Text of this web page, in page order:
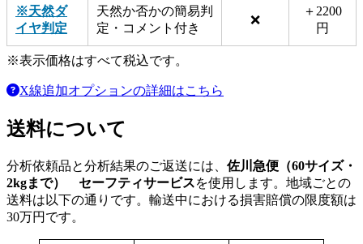
※天然ダ
イヤ判定
天然か否かの簡易判
定・コメント付き
❌
＋2200
円
※表示価格はすべて税込です。
X線追加オプションの詳細はこちら
送料について
分析依頼品と分析結果のご返送には、 佐川急便（60サイズ・
2kgまで） セーフティサービスを使用します。地域ごとの
送料は以下の通りです。輸送中における損害賠償の限度額は
30万円です。